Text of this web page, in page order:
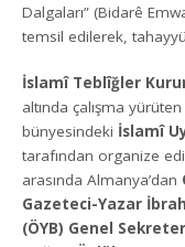
Dalgaları” (Bidarê
temsil edilerek,
İslamî Teblîğler
altında çalışma yürüten
bünyesindeki İslamî
tarafından organize
arasında Almanya’dan
Gazeteci-Yazar
(ÖYB) Genel